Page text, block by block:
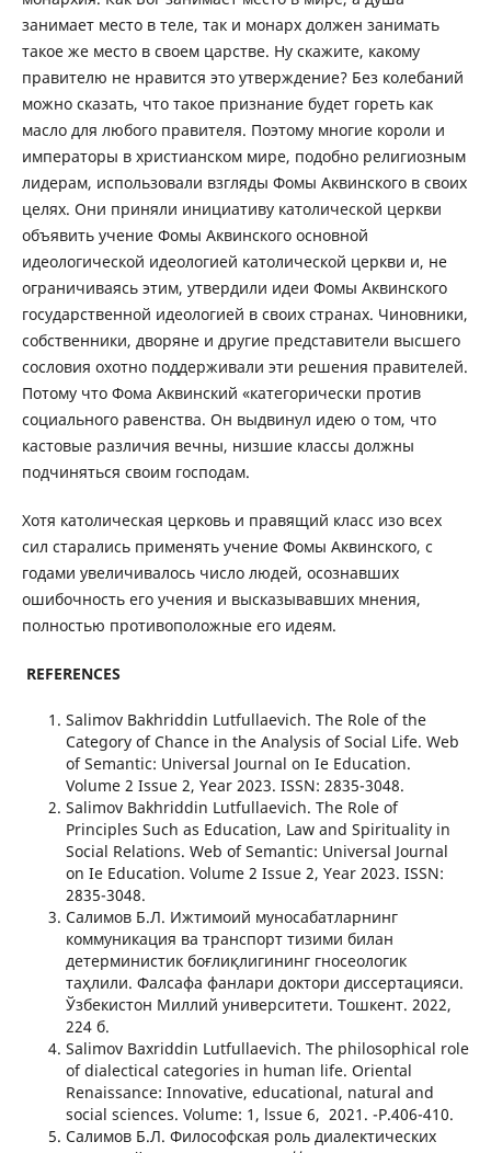
занимает место в теле, так и монарх должен занимать
такое же место в своем царстве. Ну скажите, какому
правителю не нравится это утверждение? Без колебаний
можно сказать, что такое признание будет гореть как
масло для любого правителя. Поэтому многие короли и
императоры в христианском мире, подобно религиозным
лидерам, использовали взгляды Фомы Аквинского в своих
целях. Они приняли инициативу католической церкви
объявить учение Фомы Аквинского основной
идеологической идеологией католической церкви и, не
ограничиваясь этим, утвердили идеи Фомы Аквинского
государственной идеологией в своих странах. Чиновники,
собственники, дворяне и другие представители высшего
сословия охотно поддерживали эти решения правителей.
Потому что Фома Аквинский «категорически против
социального равенства. Он выдвинул идею о том, что
кастовые различия вечны, низшие классы должны
подчиняться своим господам.
Хотя католическая церковь и правящий класс изо всех
сил старались применять учение Фомы Аквинского, с
годами увеличивалось число людей, осознавших
ошибочность его учения и высказывавших мнения,
полностью противоположные его идеям.
REFERENCES
Salimov Bakhriddin Lutfullaevich. The Role of the
Category of Chance in the Analysis of Social Life. Web
of Semantic: Universal Journal on Ie Education.
Volume 2 Issue 2, Year 2023. ISSN: 2835-3048.
Salimov Bakhriddin Lutfullaevich. The Role of
Principles Such as Education, Law and Spirituality in
Social Relations. Web of Semantic: Universal Journal
on Ie Education. Volume 2 Issue 2, Year 2023. ISSN:
2835-3048.
Салимов Б.Л. Ижтимоий муносабатларнинг
коммуникация ва транспорт тизими билан
детерминистик боғлиқлигининг гносеологик
таҳлили. Фалсафа фанлари доктори диссертацияси.
Ўзбекистон Миллий университети. Тошкент. 2022,
224 б.
Salimov Baxriddin Lutfullaevich. The philosophical role
of dialectical categories in human life. Oriental
Renaissance: Innovative, educational, natural and
social sciences. Volume: 1, lssue 6, 2021. -Р.406-410.
Салимов Б.Л. Философская роль диалектических